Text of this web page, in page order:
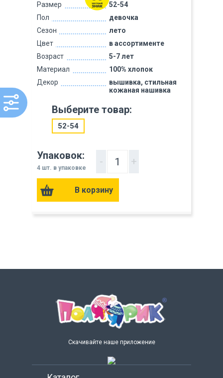
Размер
52-54
Пол
девочка
Сезон
лето
Цвет
в ассортименте
Возраст
5-7 лет
Материал
100% хлопок
Декор
вышивка, стильная
кожаная нашивка
Выберите товар:
52-54
Упаковок:
4 шт. в упаковке
- +
Скачивайте наше приложение